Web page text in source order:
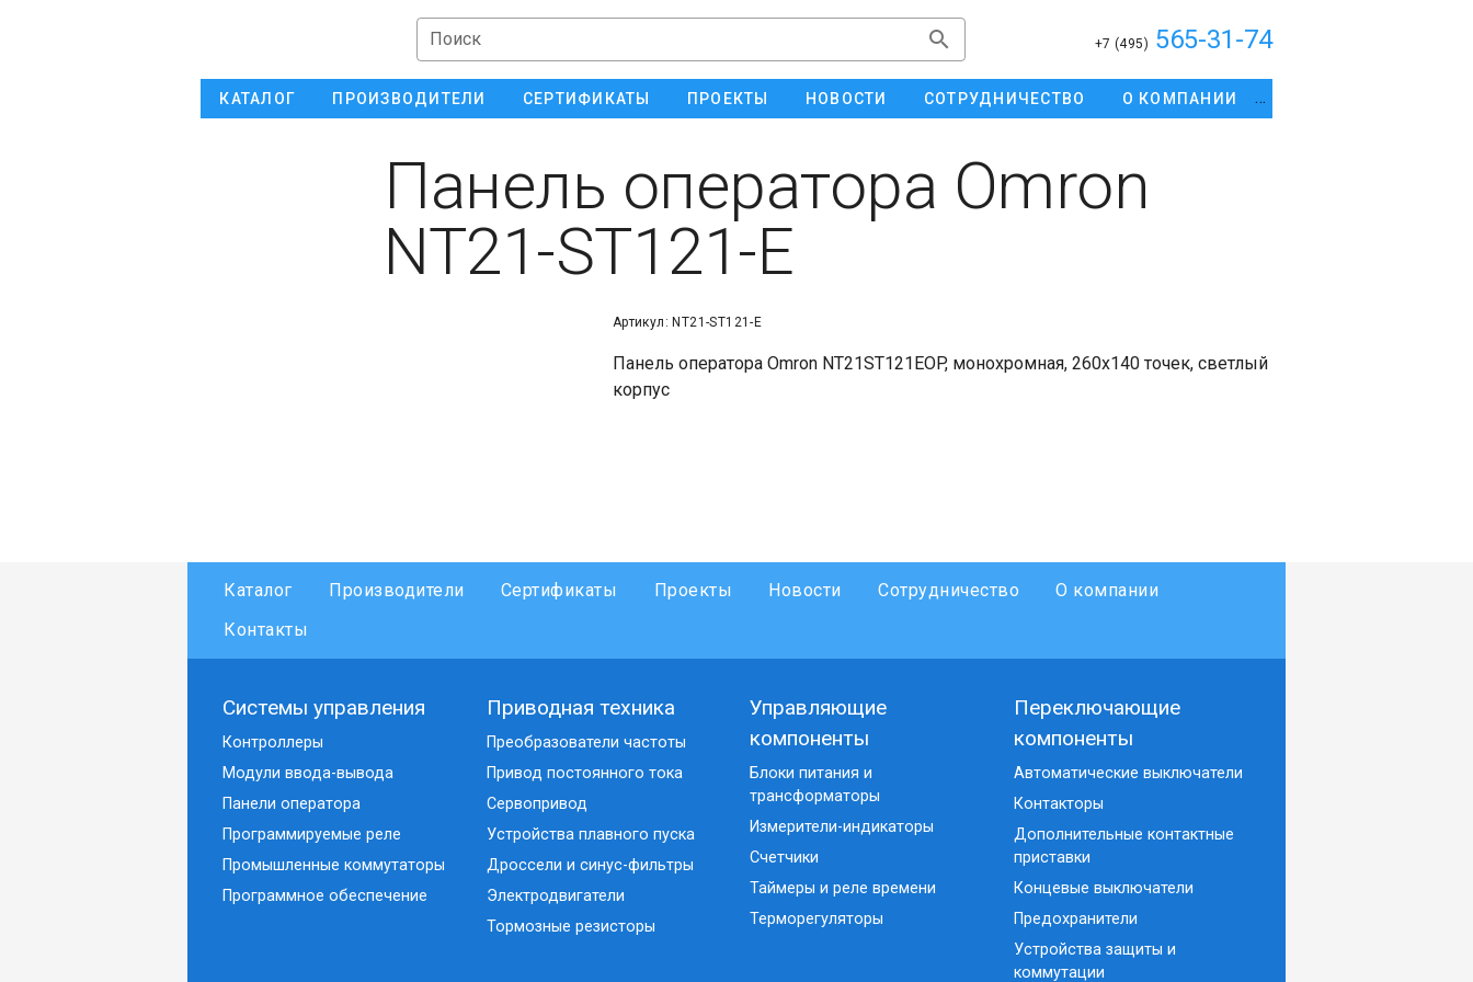
Поиск +7 (495) 565-31-74
КАТАЛОГ ПРОИЗВОДИТЕЛИ СЕРТИФИКАТЫ ПРОЕКТЫ НОВОСТИ СОТРУДНИЧЕСТВО О КОМПАНИИ
Панель оператора Omron
NT21-ST121-E
Артикул: NT21-ST121-E
Панель оператора Omron NT21ST121EOP, монохромная, 260х140 точек, светлый
корпус
Каталог Производители Сертификаты Проекты Новости Сотрудничество
О компании
Контакты
Системы управления
Контроллеры
Модули ввода-вывода
Панели оператора
Программируемые реле
Промышленные коммутаторы
Программное обеспечение
Приводная техника
Преобразователи частоты
Привод постоянного тока
Сервопривод
Устройства плавного пуска
Дроссели и синус-фильтры
Электродвигатели
Тормозные резисторы
Управляющие
компоненты
Блоки питания и
трансформаторы
Измерители-индикаторы
Счетчики
Таймеры и реле времени
Терморегуляторы
Переключающие
компоненты
Автоматические выключатели
Контакторы
Дополнительные контактные
приставки
Концевые выключатели
Предохранители
Устройства защиты и
коммутации